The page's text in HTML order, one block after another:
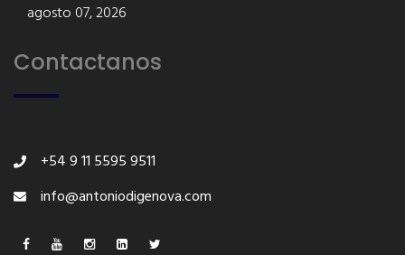
agosto 07, 2026
Contactanos
+54 9 11 5595 9511
info@antoniodigenova.com